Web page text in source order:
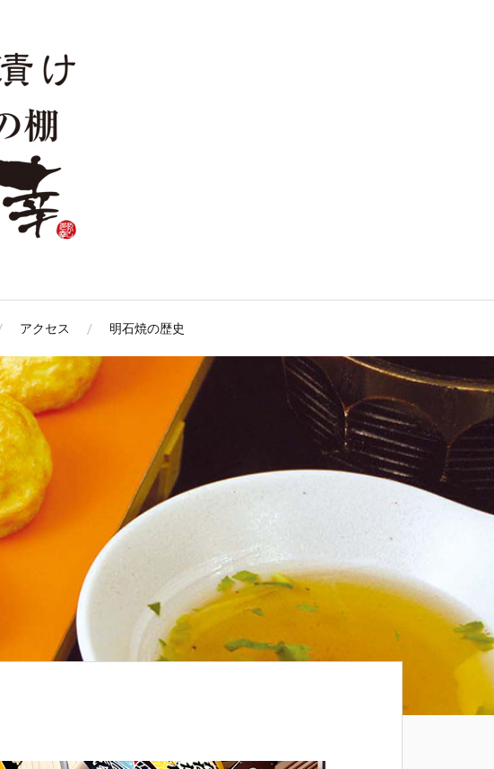
アクセス 明石焼の歴史